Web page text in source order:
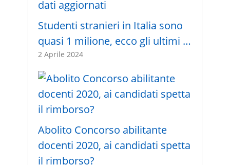
Studenti stranieri in Italia sono
quasi 1 milione, ecco gli ultimi …
2 Aprile 2024
Abolito Concorso abilitante
docenti 2020, ai candidati spetta
il rimborso?